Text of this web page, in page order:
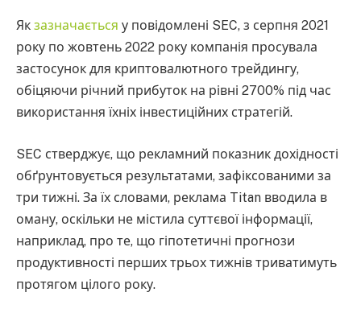
Як зазначається у повідомлені SEC, з серпня 2021
року по жовтень 2022 року компанія просувала
застосунок для криптовалютного трейдингу,
обіцяючи річний прибуток на рівні 2700% під час
використання їхніх інвестиційних стратегій.
SEC стверджує, що рекламний показник дохідності
обґрунтовується результатами, зафіксованими за
три тижні. За їх словами, реклама Titan вводила в
оману, оскільки не містила суттєвої інформації,
наприклад, про те, що гіпотетичні прогнози
продуктивності перших трьох тижнів триватимуть
протягом цілого року.